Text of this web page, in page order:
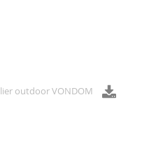
outdoor VONDOM